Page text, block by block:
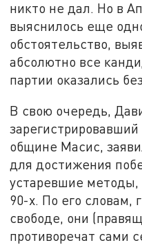
никто не дал. Но в
выяснилось еще
обстоятельство,
абсолютно все
партии оказались
В свою очередь,
общине Масис,
для достижения
устаревшие методы,
90-х. По его словам,
свободе, они
противоречат сами